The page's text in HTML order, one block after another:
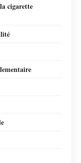
cigarette